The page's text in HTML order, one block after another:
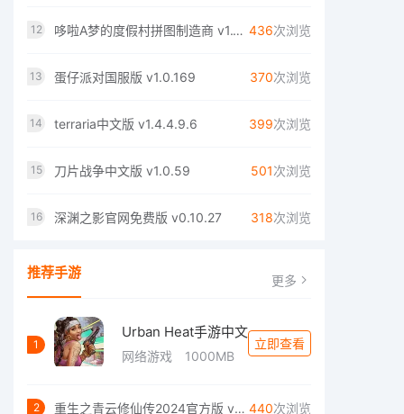
12 哆啦A梦的度假村拼图制造商 v1.10.10 436次浏览
13 蛋仔派对国服版 v1.0.169 370次浏览
14 terraria中文版 v1.4.4.9.6 399次浏览
15 刀片战争中文版 v1.0.59 501次浏览
16 深渊之影官网免费版 v0.10.27 318次浏览
推荐手游 更多
1
Urban Heat手游中文
网络游戏 1000MB
立即查看
2 重生之青云修仙传2024官方版 v1.0.2 440次浏览